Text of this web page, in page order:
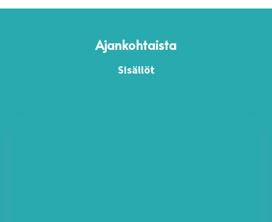
Ajankohtaista
Sisällöt